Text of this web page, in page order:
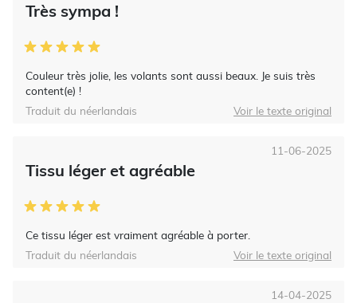
Très sympa !
Couleur très jolie, les volants sont aussi beaux. Je suis très
content(e) !
Traduit du néerlandais Voir le texte original
Tissu léger et agréable
Ce tissu léger est vraiment agréable à porter.
11-06-2025
Traduit du néerlandais Voir le texte original
14-04-2025